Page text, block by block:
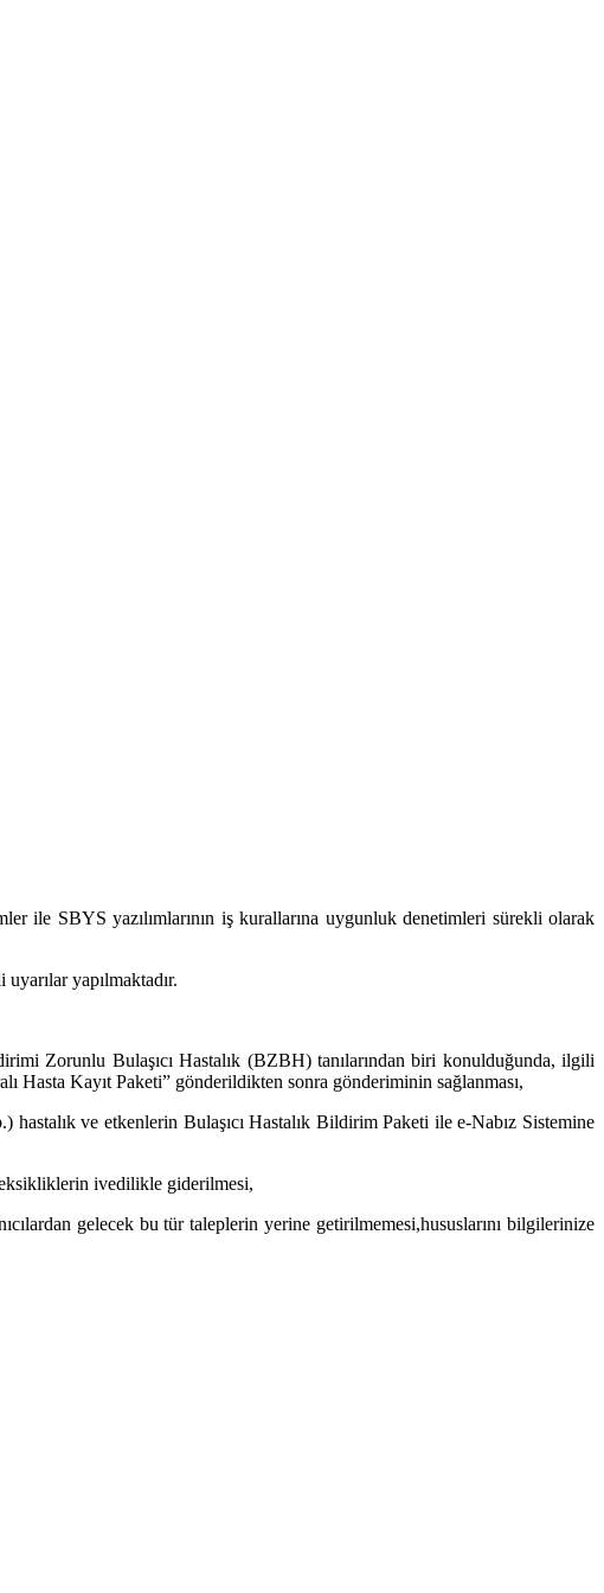
ile SBYS yazılımlarının iş kurallarına uygunluk denetimleri sürekli olarak
yapılmaktadır.
Zorunlu Bulaşıcı Hastalık (BZBH) tanılarından biri konulduğunda, ilgili
Hasta Kayıt Paketi” gönderildikten sonra gönderiminin sağlanması,
ve etkenlerin Bulaşıcı Hastalık Bildirim Paketi ile e-Nabız Sistemine
eksikliklerin ivedilikle giderilmesi,
gelecek bu tür taleplerin yerine getirilmemesi,hususlarını bilgilerinize